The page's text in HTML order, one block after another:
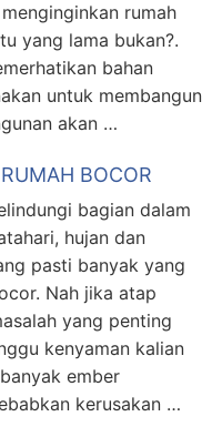
rumah
yang lama bukan?.
bahan
untuk membangun
akan …
BOCOR
bagian dalam
hujan dan
pasti banyak yang
Nah jika atap
yang penting
kenyaman kalian
ember
kerusakan …